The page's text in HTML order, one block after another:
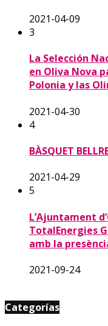
2021-04-09
3
La Selección
en Oliva Nova
Polonia y las
2021-04-30
4
BÀSQUET
2021-04-29
5
L’Ajuntament
TotalEnergies
amb la
2021-09-24
Categorías